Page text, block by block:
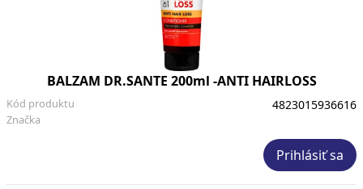
BALZAM DR.SANTE 200ml -ANTI HAIRLOSS
Značka
Kód produktu 4823015936616
Prihlásiť sa